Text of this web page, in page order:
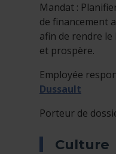
Mandat :
de financement
afin de rendre
et prospère.
Employée
Dussault
Porteur de
Culture